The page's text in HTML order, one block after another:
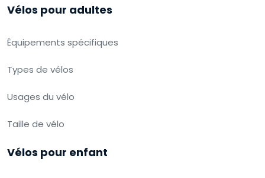
Vélos pour adultes
Équipements spécifiques
Types de vélos
Usages du vélo
Taille de vélo
Vélos pour enfant